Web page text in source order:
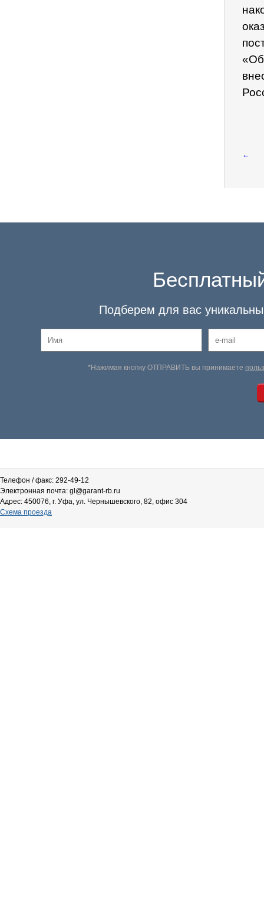
←
Подберем для вас
*Нажимая кнопку ОТПРАВИТЬ вы принимаете
Телефон / факс: 292-49-12
Электронная почта: gl@garant-rb.ru
Адрес: 450076, г. Уфа, ул. Чернышевского, 82, офис 304
Схема проезда